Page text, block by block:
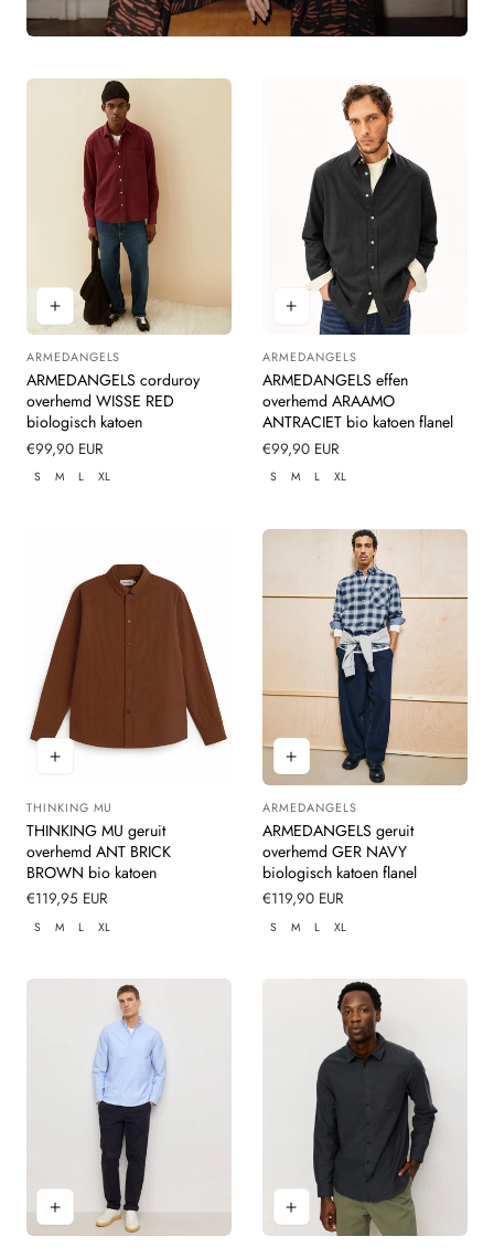
Leverancier:
ARMEDANGELS
ARMEDANGELS corduroy
overhemd WISSE RED
biologisch katoen
Normale
prijs
€99,90 EUR
S M L XL
Leverancier:
ARMEDANGELS
ARMEDANGELS effen
overhemd ARAAMO
ANTRACIET bio katoen flanel
Normale
prijs
€99,90 EUR
S M L XL
Leverancier:
THINKING MU
THINKING MU geruit
overhemd ANT BRICK
BROWN bio katoen
Normale
prijs
€119,95 EUR
S M L XL
Leverancier:
ARMEDANGELS
ARMEDANGELS geruit
overhemd GER NAVY
biologisch katoen flanel
Normale
prijs
€119,90 EUR
S M L XL